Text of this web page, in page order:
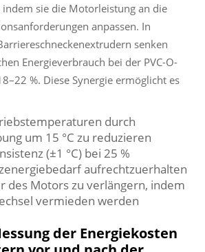
indem sie die Motorleistung an die
anpassen. In
senken
Energieverbrauch bei der PVC-O-
%. Diese Synergie ermöglicht es
durch
um 15 °C zu reduzieren
(±1 °C) bei 25 %
aufrechtzuerhalten
des Motors zu verlängern, indem
vermieden werden
der Energiekosten